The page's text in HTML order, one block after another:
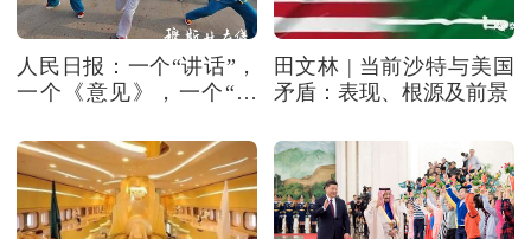
人民日报：一个“讲话”，
一个《意见》，一个“秧
田文林 | 当前沙特与美国
矛盾：表现、根源及前景